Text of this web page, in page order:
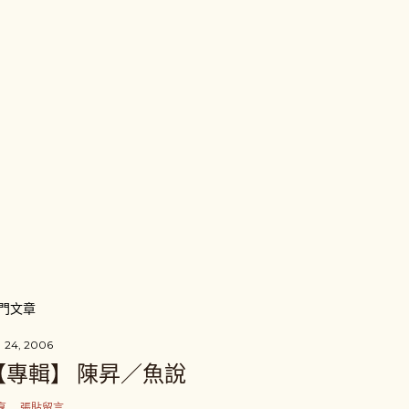
文章
24, 2006
專輯】 陳昇／魚說